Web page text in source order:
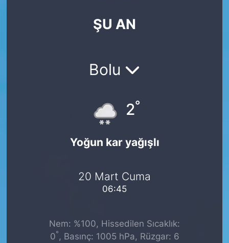
ŞU AN
Bolu
2°
Yoğun kar yağışlı
20 Mart Cuma
06:45
Nem: %100, Hissedilen Sıcaklık:
0° , Basınç: 1005 hPa, Rüzgar: 6